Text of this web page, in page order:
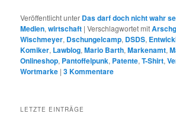
Veröffentlicht unter Das darf doch nicht wahr
Medien,wirtschaft |Verschlagwortet mit
Wischmeyer, Dschungelcamp, DSDS,
Komiker, Lawblog,Mario Barth,Markenamt,
Onlineshop, Pantoffelpunk, Patente,T-Shirt,
Wortmarke |3Kommentare
LETZTE EINTRÄGE